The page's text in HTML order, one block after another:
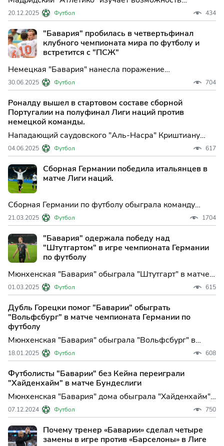
подписания контракта с футболистом сборной
Германии и мюнхенской "Баварии" Леоном Горецкой,
соглашение которого истекает в конце...
20.12.2025 Футбол 434
"Бавария" пробилась в четвертьфинал
клубного чемпионата мира по футболу и
встретится с "ПСЖ"
Немецкая "Бавария" нанесла поражение
бразильскому "Фламенго" в матче 1/8 финала
клубного чемпионата мира по футболу в США.
Встреча, которая прошла в Майами, закончилась ...
30.06.2025 Футбол 704
Роналду вышел в стартовом составе сборной
Португалии на полуфинал Лиги наций против
немецкой команды.
Нападающий саудовского "Аль-Насра" Криштиану
Роналду вошел в стартовый состав сборной
Португалии на матч 1/2 финала Лиги наций против
команды Германии, сообщается на сайте...
04.06.2025 Футбол 617
Сборная Германии победила итальянцев в
матче Лиги наций.
Сборная Германии по футболу обыграла команду
Италии в первом матче 1/4 финала Лиги наций.
Встреча в Милане завершилась со счетом 2:1 в
пользу гостей. У проигравших гол з...
21.03.2025 Футбол 1704
"Бавария" одержала победу над
"Штутгартом" в игре чемпионата Германии
по футболу
Мюнхенская "Бавария" обыграла "Штутгарт" в матче
24-го тура чемпионата Германии по футболу. Встреча,
которая прошла в пятницу в Штутгарте, завершилась
победой гостей со с...
01.03.2025 Футбол 615
Дубль Горецки помог "Баварии" обыграть
"Вольфсбург" в матче чемпионата Германии по
футболу
Мюнхенская "Бавария" обыграла "Вольфсбург" в
матче 18-го тура чемпионата Германии по футболу.
Встреча, которая прошла в Мюнхене, завершилась со
счетом 3:2 в пользу хозяе...
18.01.2025 Футбол 608
Футболисты "Баварии" без Кейна переиграли
"Хайденхайм" в матче Бундеслиги
Мюнхенская "Бавария" дома обыграла "Хайденхайм"
в матче 13-го тура чемпионата Германии по футболу.
Встреча прошла в Мюнхене и завершилась победой
хозяев со счетом 4:2. За...
07.12.2024 Футбол 750
Почему тренер «Баварии» сделал четыре
замены в игре против «Барселоны» в Лиге